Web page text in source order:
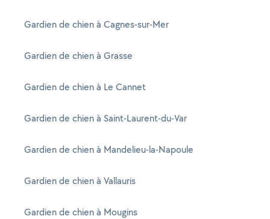
Gardien de chien à Cagnes-sur-Mer
Gardien de chien à Grasse
Gardien de chien à Le Cannet
Gardien de chien à Saint-Laurent-du-Var
Gardien de chien à Mandelieu-la-Napoule
Gardien de chien à Vallauris
Gardien de chien à Mougins